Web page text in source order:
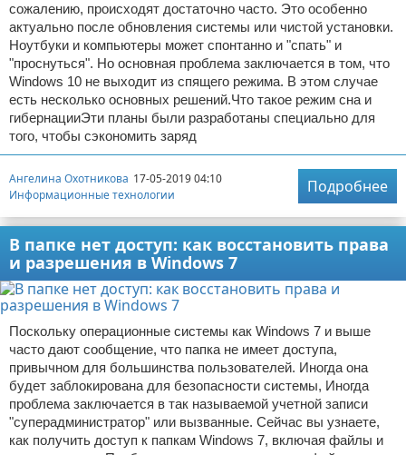
сожалению, происходят достаточно часто. Это особенно
актуально после обновления системы или чистой установки.
Ноутбуки и компьютеры может спонтанно и "спать" и
"проснуться". Но основная проблема заключается в том, что
Windows 10 не выходит из спящего режима. В этом случае
есть несколько основных решений.Что такое режим сна и
гибернацииЭти планы были разработаны специально для
того, чтобы сэкономить заряд
Ангелина Охотникова 17-05-2019 04:10
Информационные технологии
Подробнее
В папке нет доступ: как восстановить права
и разрешения в Windows 7
Поскольку операционные системы как Windows 7 и выше
часто дают сообщение, что папка не имеет доступа,
привычном для большинства пользователей. Иногда она
будет заблокирована для безопасности системы, Иногда
проблема заключается в так называемой учетной записи
"суперадминистратор" или вызванные. Сейчас вы узнаете,
как получить доступ к папкам Windows 7, включая файлы и